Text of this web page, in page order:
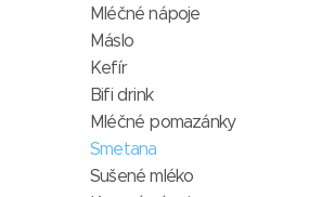
Mléčné nápoje
Máslo
Kefír
Bifi drink
Mléčné pomazánky
Smetana
Sušené mléko